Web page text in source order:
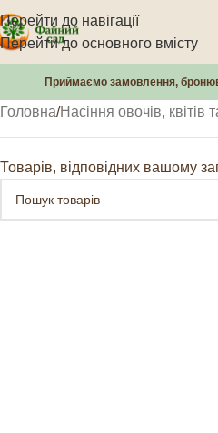
Перейти до навігації
Перейти до основного вмісту
Приймаємо замовлення,
Головна Насіння овочів, квітів
Товарів, відповідних вашому